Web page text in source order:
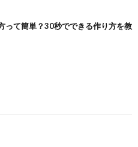
って簡単？30秒でできる作り方を教